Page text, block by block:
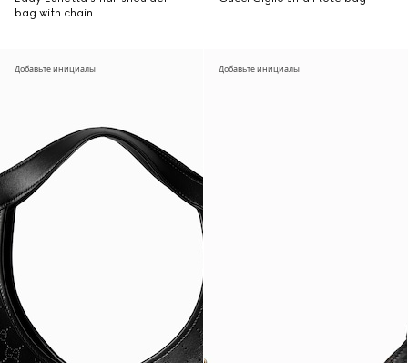
bag with chain
Добавьте инициалы Добавьте инициалы